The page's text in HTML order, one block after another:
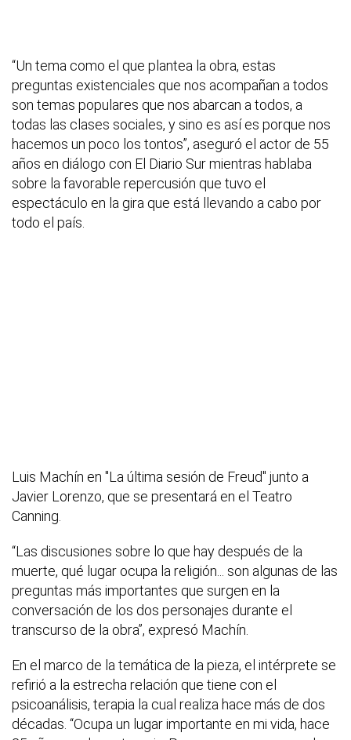
“Un tema como el que plantea la obra, estas
preguntas existenciales que nos acompañan a todos
son temas populares que nos abarcan a todos, a
todas las clases sociales, y sino es así es porque nos
hacemos un poco los tontos”, aseguró el actor de 55
años en diálogo con El Diario Sur mientras hablaba
sobre la favorable repercusión que tuvo el
espectáculo en la gira que está llevando a cabo por
todo el país.
Luis Machín en "La última sesión de Freud" junto a
Javier Lorenzo, que se presentará en el Teatro
Canning.
“Las discusiones sobre lo que hay después de la
muerte, qué lugar ocupa la religión... son algunas de las
preguntas más importantes que surgen en la
conversación de los dos personajes durante el
transcurso de la obra”, expresó Machín.
En el marco de la temática de la pieza, el intérprete se
refirió a la estrecha relación que tiene con el
psicoanálisis, terapia la cual realiza hace más de dos
décadas. “Ocupa un lugar importante en mi vida, hace